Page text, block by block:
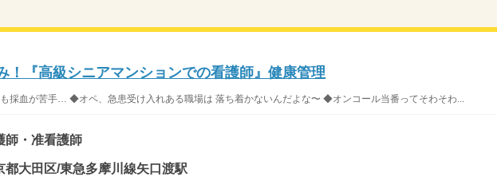
！『高級シニアマンションでの看護師』健康管理
採血が苦手… ◆オペ、急患受け入れある職場は 落ち着かないんだよな〜 ◆オンコール当番ってそわそわ...
師・准看護師
都大田区/東急多摩川線矢口渡駅